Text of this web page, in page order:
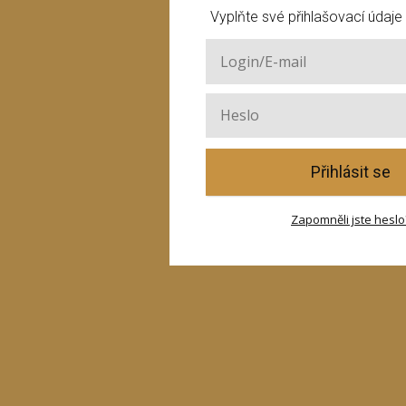
Vyplňte své přihlašovací
Přihlásit se
Zapomněli jste